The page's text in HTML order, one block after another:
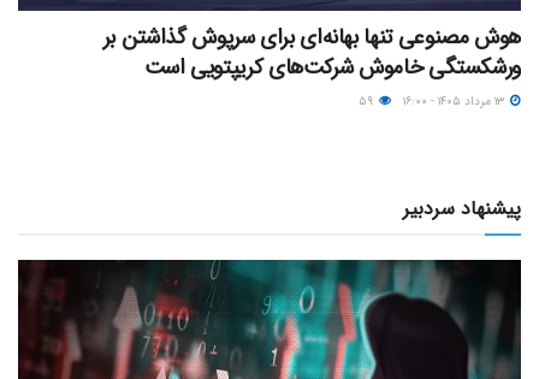
هوش مصنوعی تنها بهانه‌ای برای سرپوش گذاشتن بر
ورشکستگی خاموش شرکت‌های کریپتویی است
پیشنهاد سردبیر